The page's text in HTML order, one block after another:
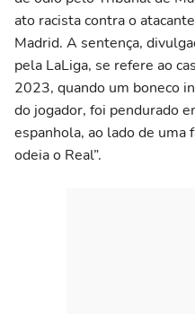
ato racista contra o
Madrid. A sentença,
pela LaLiga, se refere ao
2023, quando um boneco
do jogador, foi pendurado
espanhola, ao lado de uma
odeia o Real”.